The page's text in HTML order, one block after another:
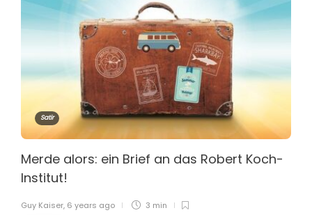
Satir
Merde alors: ein Brief an das Robert Koch-
Institut!
Guy Kaiser, 6 years ago 3 min